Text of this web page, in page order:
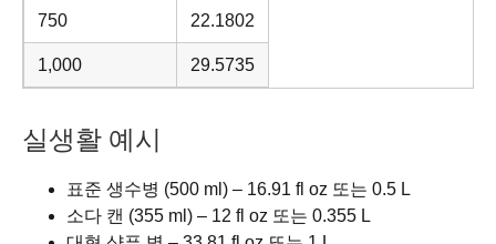
750 22.1802
1,000 29.5735
실생활 예시
표준 생수병 (500 ml) – 16.91 fl oz 또는 0.5 L
소다 캔 (355 ml) – 12 fl oz 또는 0.355 L